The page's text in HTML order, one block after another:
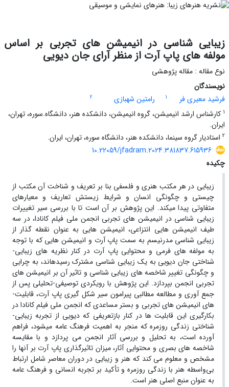
زیبایی شناسی در انیمیشن های تجربی بر اساس
مولفه های پاپ آرت از منظر آرای جان دیویی
نوع مقاله : مقاله پژوهشی
نویسندگان
فرشید معیری فر
1 رامتین شهبازی
2
1 کارشناس ارشد انیمیشن، گروه انیمیشن، دانشکده هنر، دانشگاه.سوره، تهران،
ایران.
2 استادیار گروه سینما، دانشکده هنر، دانشگاه سوره، تهران، ایران.
10.22059/jfadram.2024.381837.615936
چکیده
زیبایی­ در هر مکتب هنری و فلسفی بنا بر تعریف و شناخت آن مکتب از
چیستی و چگونگی انسان و شرایط زیستش تعاریف و معیارهای
متفاوتی پیدا می­کند. این پژوهش بر آن است تا با بررسی سیر تغییرات
زیبایی­ شناسی در انیمیشن­ های تجربی انجمن ملی فیلم کانادا، در سه
طیف انیمیشن­ هایی انتزاعی، انیمیشن­ هایی به عنوان نقطه گذار از
زیبایی­ شناسی مدرنیسم به سمت پاپ­ آرت و انیمیشن­ هایی که با توجه
به مولفه ­های فرمی و محتوایی پاپ­ آرت در کنار نظریه­ های زیبایی­
شناختی جان دیویی به یک زیبایی ­شناسی مشترک رسیده­اند، به چرایی
و چگونگی تغییر شاخصه ­های زیبایی­ شناسی و تاثیر آن بر انیمیشن ­های
تجربی انجمن بپردازد. این پژوهش با رویکردی توصیفی-تحلیلی پس از
جمع ­آوری و مطالعه مطالبی پیرامون سیر شکل­ گیری پاپ ­آرت، قابلیت­
های انیمیشن­ های تجربی و بستر مساعدی که انجمن ملی فیلم کانادا در
بکارگیری این قابلیت­ ها در کنار بازتعریفی که دیویی از تجربه­ زیبایی­
شناختی زندگی روزمره که منجر به اهمیت فرهنگ­ عامه می­شود، فراهم
آورده ­است، به تحلیل و بررسی آثار انجمن می­ پردازد و با مقایسه
شاخصه ­های بصری و محتوایی آثار، میزان تاثیرگذاری پاپ ­آرت بر آنها را
مشخص و معلوم می­ کند که هنر و زیبایی در دوران معاصر شامل ارتباط
بی‌واسطه هنر با زندگی روزمره و تأکید بر تجربه انسانی و فرهنگ عامه
به عنوان منبع اصلی هنر است.